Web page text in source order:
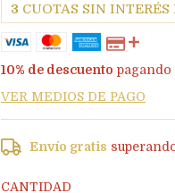
3 CUOTAS SIN INTERÉS
10% de descuento
VER MEDIOS DE PAGO
Envío gratis
CANTIDAD